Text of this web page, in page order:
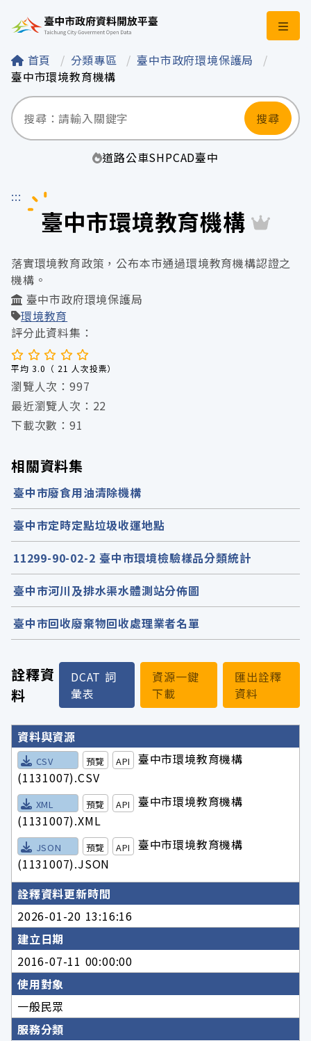
臺中市政府資料開
首頁 分類專區
臺中市政府環境保護局
臺中市環境教育機構
搜尋
道路公車SHPCAD臺中
:::
臺中市環境教育機構
詮釋資
料
DCAT 詞
彙表
資源一鍵
下載
匯出詮釋
資料
詮釋資料詳細內容
資料與資源
CSV 預覽 API
臺中市環境教育機構
(1131007).CSV
XML 預覽 API
臺中市環境教育機構
(1131007).XML
JSON 預覽 API
臺中市環境教育機構
(1131007).JSON
詮釋資料更新時間
2026-01-20 13:16:16
建立日期
2016-07-11 00:00:00
使用對象
一般民眾
服務分類
落實環境教育政策，公布本市通過環境教育機構認證之
機構。
臺中市政府環境保護局
環境教育
評分此資料集：
平均 3.0（ 21 人次投票）
瀏覽人次：997
最近瀏覽人次：22
下載次數：91
相關資料集
臺中市廢食用油清除機構
臺中市定時定點垃圾收運地點
11299-90-02-2 臺中市環境檢驗樣品分類統計
臺中市河川及排水渠水體測站分佈圖
臺中市回收廢棄物回收處理業者名單